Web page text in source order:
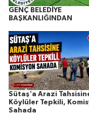
GENÇ BELEDİYE
BAŞKANLIĞINDAN
Sütaş'a Arazi
Köylüler Tepkili,
Sahada